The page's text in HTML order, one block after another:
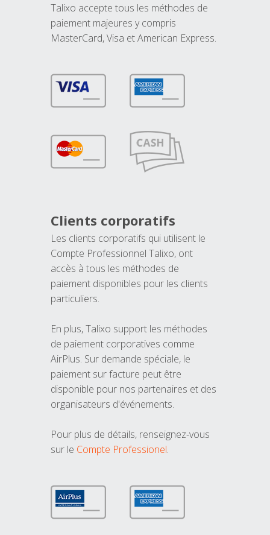
Talixo accepte tous les méthodes de
paiement majeures y compris
MasterCard, Visa et American Express.
Clients corporatifs
Les clients corporatifs qui utilisent le
Compte Professionnel Talixo, ont
accès à tous les méthodes de
paiement disponibles pour les clients
particuliers.
En plus, Talixo support les méthodes
de paiement corporatives comme
AirPlus. Sur demande spéciale, le
paiement sur facture peut être
disponible pour nos partenaires et des
organisateurs d'événements.
Pour plus de détails, renseignez-vous
sur le Compte Professionel.